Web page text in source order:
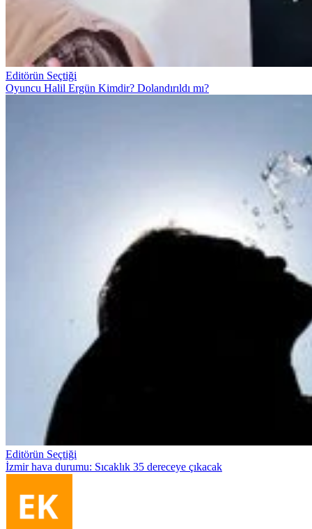
Editörün Seçtiği
Oyuncu Halil Ergün Kimdir? Dolandırıldı mı?
Editörün Seçtiği
İzmir hava durumu: Sıcaklık 35 dereceye çıkacak